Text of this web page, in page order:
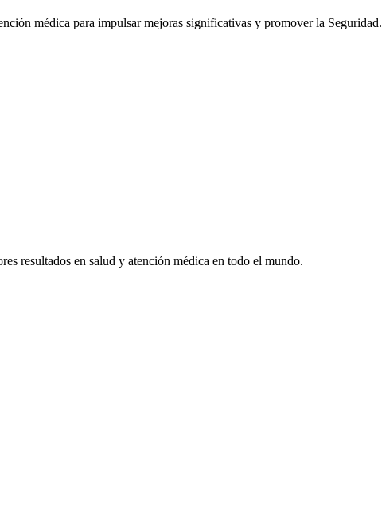
médica para impulsar mejoras significativas y promover la Seguridad.
resultados en salud y atención médica en todo el mundo.